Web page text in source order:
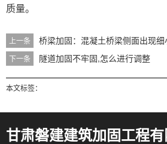
质量。
上一条 桥梁加固：混凝土桥梁侧面出现
下一条 隧道加固不牢固,怎么进行调整
本文标签：
甘肃磐建建筑加固工程